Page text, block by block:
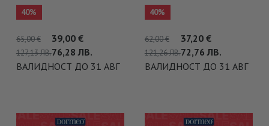
40%
39,00 €
76,28ЛВ.
65,00€
127,13ЛВ.
ВАЛИДНОСТ ДО 31 АВГ
40%
37,20 €
72,76ЛВ.
62,00€
121,26ЛВ.
ВАЛИДНОСТ ДО 31 АВГ